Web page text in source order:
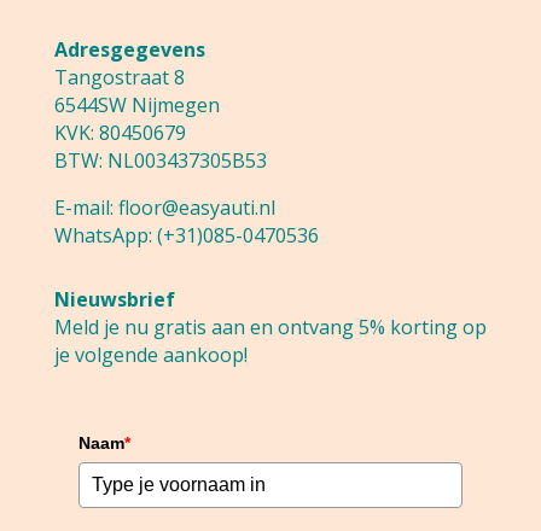
Adresgegevens
Tangostraat 8
6544SW Nijmegen
KVK: 80450679
BTW: NL003437305B53
E-mail: floor@easyauti.nl
WhatsApp: (+31)085-0470536
Nieuwsbrief
Meld je nu gratis aan en ontvang 5% korting op
je volgende aankoop!
Naam*
5% KORTING